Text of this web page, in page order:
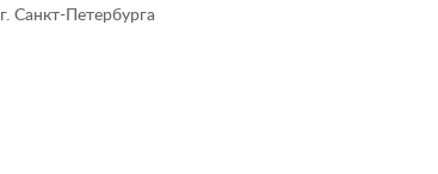
г. Санкт-Петербурга